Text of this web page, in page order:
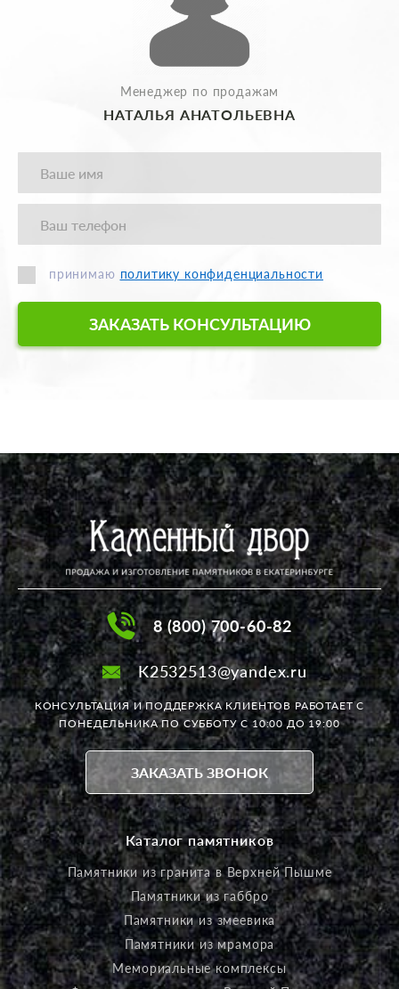
Менеджер по продажам
НАТАЛЬЯ АНАТОЛЬЕВНА
принимаю политику конфиденциальности
ЗАКАЗАТЬ КОНСУЛЬТАЦИЮ
8 (800) 700-60-82
K2532513@yandex.ru
КОНСУЛЬТАЦИЯ И ПОДДЕРЖКА КЛИЕНТОВ РАБОТАЕТС
ПОНЕДЕЛЬНИКА ПО СУББОТУ С 10:00 ДО 19:00
ЗАКАЗАТЬ ЗВОНОК
Каталог памятников
Памятники из гранита в Верхней Пышме
Памятники из габбро
Памятники из змеевика
Памятники из мрамора
Мемориальные комплексы